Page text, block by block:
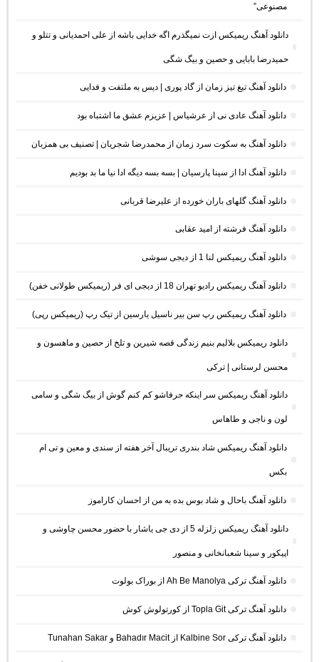
مصنوعی”
دانلود آهنگ ریمیکس ازت نمیگذرم اگه خدایی باشه از علی احمدیانی و تتلو و
حمیدرضا بابایی و حصین و بیگ شگی
دانلود آهنگ تیغ تیز زمان از گاد پوری | دیس به ملتفت و فدایی
دانلود آهنگ عادی نی از عرشیاس | عزیزم عشق ما اشتباه بود
دانلود آهنگ به سکوت سرد زمان از محمدرضا شجریان | تصنیف بی همزبان
دانلود آهنگ ادا از سینا پارسیان | بسه بسه دیگه ادا نیا ما بد بودیم
دانلود آهنگ گلهای باران خورده از علیرضا قربانی
دانلود آهنگ فرشته از امید عقابی
دانلود آهنگ ریمیکس لنا 1 از دیجی سوشی
دانلود آهنگ ریمیکس رادیو تهران 18 از دیجی ای فر (ریمیکس طولانی خفن)
دانلود آهنگ ریمیکس رپ سن بیر ناسیل یارسین از تیک رپ (ریمیکس رپی)
دانلود ریمیکس بلالیم بنیم زندگی قصه شیرین و تلخ از حصین و ماهسون و
محسن لرستانی | ترکی
دانلود آهنگ ریمیکس سر اینکه حرفاشو کم کنم گوش از بیگ شگی و سامی
لون و ناجی و طاهاس
دانلود آهنگ ریمیکس شاد بندری تریبال آخر هفته از سندی و معین و تی ام
بکس
دانلود آهنگ باحال و شاد بوس بده به من از احسان کاراموز
دانلود آهنگ ریمیکس زلزله 5 از دی جی یاشار با حضور محسن چاوشی و
اپیکور و سینا شعبانخانی و منصور
دانلود آهنگ ترکی Ah Be Manolya از بوراک بولوت
دانلود آهنگ ترکی Topla Git از کورتولوش کوش
دانلود آهنگ ترکی Kalbine Sor از Bahadır Macit و Tunahan Sakar